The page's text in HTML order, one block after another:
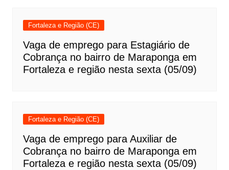
Fortaleza e Região (CE)
Vaga de emprego para Estagiário de
Cobrança no bairro de Maraponga em
Fortaleza e região nesta sexta (05/09)
Fortaleza e Região (CE)
Vaga de emprego para Auxiliar de
Cobrança no bairro de Maraponga em
Fortaleza e região nesta sexta (05/09)